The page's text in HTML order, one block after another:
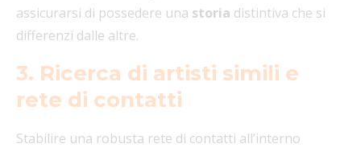
assicurarsi di possedere una storia distintiva che si
differenzi dalle altre.
3. Ricerca di artisti simili e
rete di contatti
Stabilire una robusta rete di contatti all’interno